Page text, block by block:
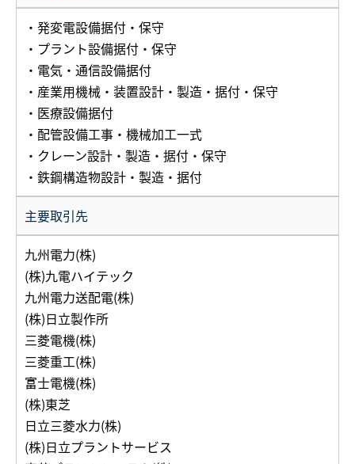
・発変電設備据付・保守
・プラント設備据付・保守
・電気・通信設備据付
・産業用機械・装置設計・製造・据付・保守
・医療設備据付
・配管設備工事・機械加工一式
・クレーン設計・製造・据付・保守
・鉄鋼構造物設計・製造・据付
主要取引先
九州電力(株)
(株)九電ハイテック
九州電力送配電(株)
(株)日立製作所
三菱電機(株)
三菱重工(株)
富士電機(株)
(株)東芝
日立三菱水力(株)
(株)日立プラントサービス